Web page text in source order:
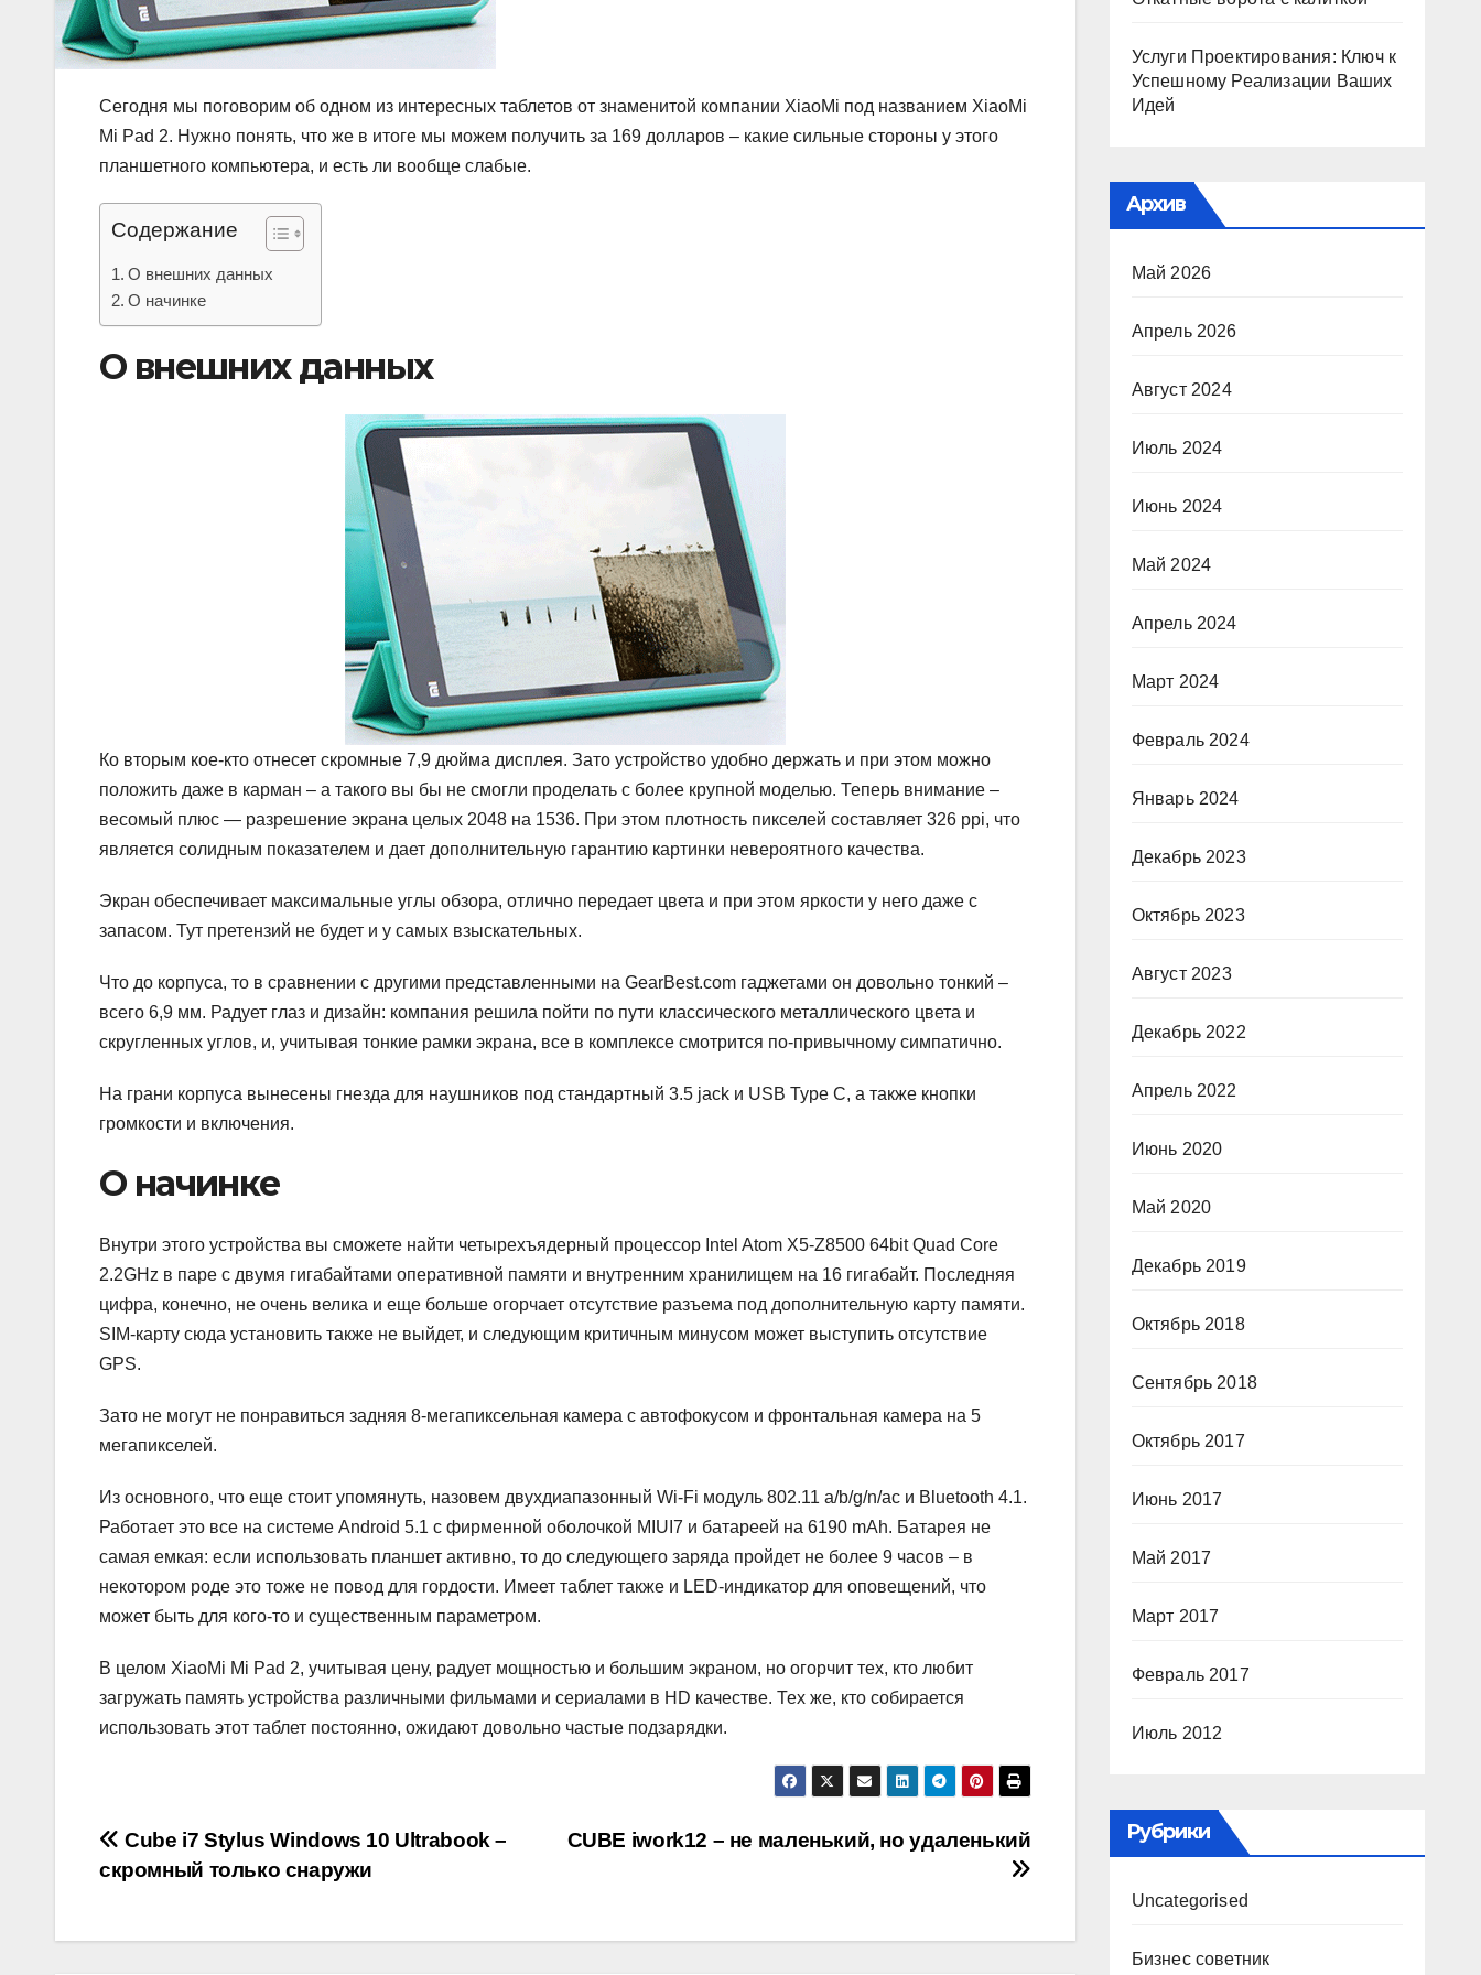
Сегодня мы поговорим об одном из интересных таблетов от знаменитой компании XiaoMi под названием XiaoMi
Mi Pad 2. Нужно понять, что же в итоге мы можем получить за 169 долларов – какие сильные стороны у этого
планшетного компьютера, и есть ли вообще слабые.
Содержание
О внешних данных
О начинке
О внешних данных
Ко вторым кое-кто отнесет скромные 7,9 дюйма дисплея. Зато устройство удобно держать и при этом можно
положить даже в карман – а такого вы бы не смогли проделать с более крупной моделью. Теперь внимание –
весомый плюс — разрешение экрана целых 2048 на 1536. При этом плотность пикселей составляет 326 ppi, что
является солидным показателем и дает дополнительную гарантию картинки невероятного качества.
Экран обеспечивает максимальные углы обзора, отлично передает цвета и при этом яркости у него даже с
запасом. Тут претензий не будет и у самых взыскательных.
Что до корпуса, то в сравнении с другими представленными на GearBest.com гаджетами он довольно тонкий –
всего 6,9 мм. Радует глаз и дизайн: компания решила пойти по пути классического металлического цвета и
скругленных углов, и, учитывая тонкие рамки экрана, все в комплексе смотрится по-привычному симпатично.
На грани корпуса вынесены гнезда для наушников под стандартный 3.5 jack и USB Type C, а также кнопки
громкости и включения.
О начинке
Внутри этого устройства вы сможете найти четырехъядерный процессор Intel Atom X5-Z8500 64bit Quad Core
2.2GHz в паре с двумя гигабайтами оперативной памяти и внутренним хранилищем на 16 гигабайт. Последняя
цифра, конечно, не очень велика и еще больше огорчает отсутствие разъема под дополнительную карту памяти.
SIM-карту сюда установить также не выйдет, и следующим критичным минусом может выступить отсутствие
GPS.
Зато не могут не понравиться задняя 8-мегапиксельная камера с автофокусом и фронтальная камера на 5
мегапикселей.
Из основного, что еще стоит упомянуть, назовем двухдиапазонный Wi-Fi модуль 802.11 a/b/g/n/ac и Bluetooth 4.1.
Работает это все на системе Android 5.1 с фирменной оболочкой MIUI7 и батареей на 6190 mAh. Батарея не
самая емкая: если использовать планшет активно, то до следующего заряда пройдет не более 9 часов – в
некотором роде это тоже не повод для гордости. Имеет таблет также и LED-индикатор для оповещений, что
может быть для кого-то и существенным параметром.
В целом XiaoMi Mi Pad 2, учитывая цену, радует мощностью и большим экраном, но огорчит тех, кто любит
загружать память устройства различными фильмами и сериалами в HD качестве. Тех же, кто собирается
использовать этот таблет постоянно, ожидают довольно частые подзарядки.
Навигация
по
записям
CUBE iwork12 – не маленький, но удаленький
Cube i7 Stylus Windows 10 Ultrabook –
скромный только снаружи
Услуги Проектирования: Ключ к
Успешному Реализации Ваших
Идей
Архив
Май 2026
Апрель 2026
Август 2024
Июль 2024
Июнь 2024
Май 2024
Апрель 2024
Март 2024
Февраль 2024
Январь 2024
Декабрь 2023
Октябрь 2023
Август 2023
Декабрь 2022
Апрель 2022
Июнь 2020
Май 2020
Декабрь 2019
Октябрь 2018
Сентябрь 2018
Октябрь 2017
Июнь 2017
Май 2017
Март 2017
Февраль 2017
Июль 2012
Рубрики
Uncategorised
Бизнес советник